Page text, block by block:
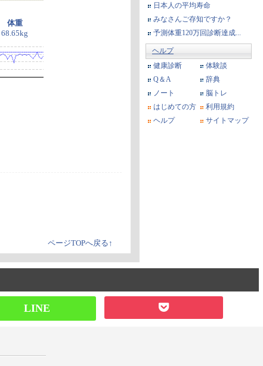
体重
68.65kg
ページTOPへ戻る↑
日本人の平均寿命
みなさんご存知ですか？
予測体重120万回診断達成...
ヘルプ
健康診断
体験談
Q＆A
辞典
ノート
脳トレ
はじめての方
利用規約
ヘルプ
サイトマップ
LINE